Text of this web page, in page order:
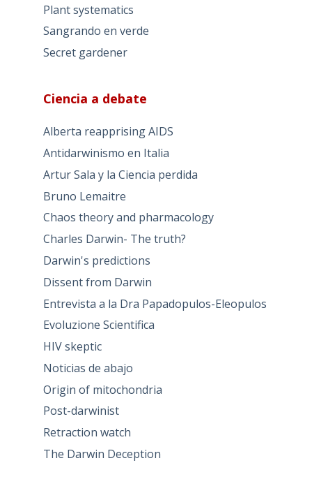
Plant systematics
Sangrando en verde
Secret gardener
Ciencia a debate
Alberta reapprising AIDS
Antidarwinismo en Italia
Artur Sala y la Ciencia perdida
Bruno Lemaitre
Chaos theory and pharmacology
Charles Darwin- The truth?
Darwin's predictions
Dissent from Darwin
Entrevista a la Dra Papadopulos-Eleopulos
Evoluzione Scientifica
HIV skeptic
Noticias de abajo
Origin of mitochondria
Post-darwinist
Retraction watch
The Darwin Deception